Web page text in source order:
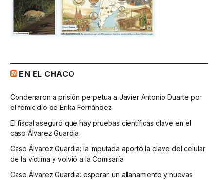
EN EL CHACO
Condenaron a prisión perpetua a Javier Antonio Duarte por
el femicidio de Erika Fernández
El fiscal aseguró que hay pruebas científicas clave en el
caso Álvarez Guardia
Caso Álvarez Guardia: la imputada aportó la clave del celular
de la víctima y volvió a la Comisaría
Caso Álvarez Guardia: esperan un allanamiento y nuevas